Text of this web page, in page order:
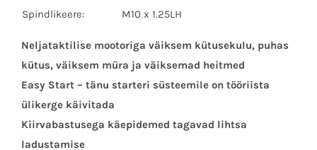
Spindlikeere:
M10 x 1.25LH
Neljataktilise mootoriga väiksem kütusekulu, puhas
kütus, väiksem müra ja väiksemad heitmed
Easy Start – tänu starteri süsteemile on tööriista
ülikerge käivitada
Kiirvabastusega käepidemed tagavad lihtsa
ladustamise